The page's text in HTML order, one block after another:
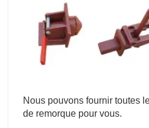
Nous pouvons fournir toutes
de remorque pour vous.